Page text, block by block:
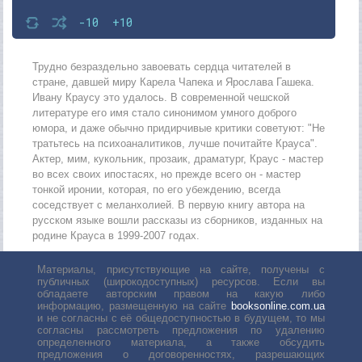
-10 +10
Трудно безраздельно завоевать сердца читателей в
стране, давшей миру Карела Чапека и Ярослава Гашека.
Ивану Краусу это удалось. В современной чешской
литературе его имя стало синонимом умного доброго
юмора, и даже обычно придирчивые критики советуют: "Не
тратьтесь на психоаналитиков, лучше почитайте Крауса".
Актер, мим, кукольник, прозаик, драматург, Краус - мастер
во всех своих ипостасях, но прежде всего он - мастер
тонкой иронии, которая, по его убеждению, всегда
соседствует с меланхолией. В первую книгу автора на
русском языке вошли рассказы из сборников, изданных на
родине Крауса в 1999-2007 годах.
Материалы, присутствующие на сайте, получены с
публичных (широкодоступных) ресурсов. Если вы
обладаете авторским правом на какую либо
информацию, размещенную на сайте booksonline.com.ua
и не согласны с её общедоступностью в будущем, то мы
согласны рассмотреть предложения по удалению
определенного материала, а также обсудить
предложения о договоренностях, разрешающих